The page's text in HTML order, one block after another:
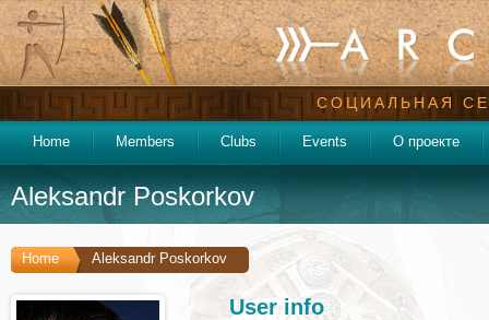
СОЦИАЛЬНАЯ
Home Members Clubs Events О проекте
Aleksandr Poskorkov
Home Aleksandr Poskorkov
User info